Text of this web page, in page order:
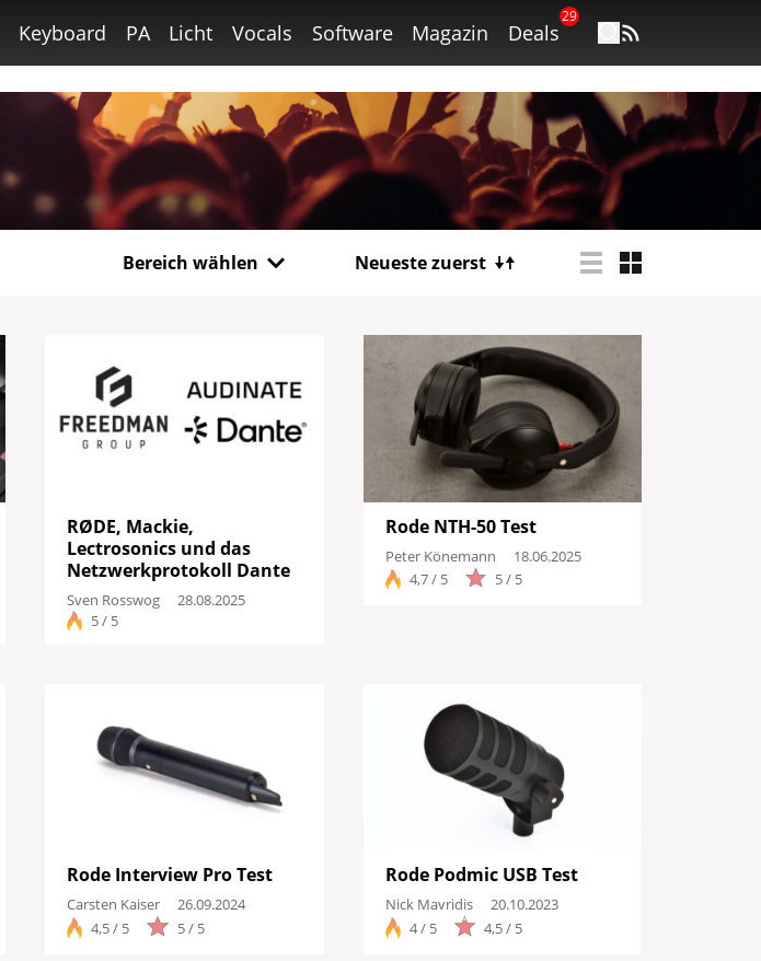
Keyboard PA Licht Vocals Software Magazin Deals
29
Bereich wählen
Recording
Drums
Keyboard
Vocals
Software
Ergebnisse anzeigen
Neueste zuerst
RØDE, Mackie,
Lectrosonics und das
Netzwerkprotokoll Dante
Sven Rosswog
28.08.2025
5 / 5
Rode NTH-50 Test
Peter Könemann
18.06.2025
4,7 / 5
5 / 5
Rode Interview Pro Test
Carsten Kaiser
26.09.2024
4,5 / 5
5 / 5
Rode Podmic USB Test
Nick Mavridis
20.10.2023
4 / 5
4,5 / 5